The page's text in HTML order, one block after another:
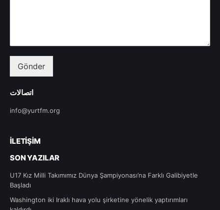
Gönder
اتصالات
info@yurtfm.org
İLETIŞIM
SON YAZILAR
U17 Kız Milli Takımımız Dünya Şampiyonası’na Farklı Galibiyetle
Başladı
Washington iki Iraklı hava yolu şirketine yönelik yaptırımları